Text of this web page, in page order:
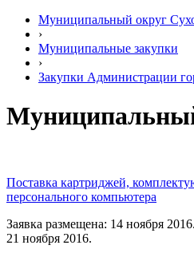
Муниципальный округ
›
Муниципальные закупки
›
Закупки Администрации
Поставка картриджей,
персонального компьютера
Заявка размещена: 14 ноября
21 ноября 2016.